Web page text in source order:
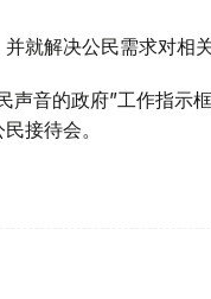
就解决公民需求对相
音的政府”工作指示
接待会。